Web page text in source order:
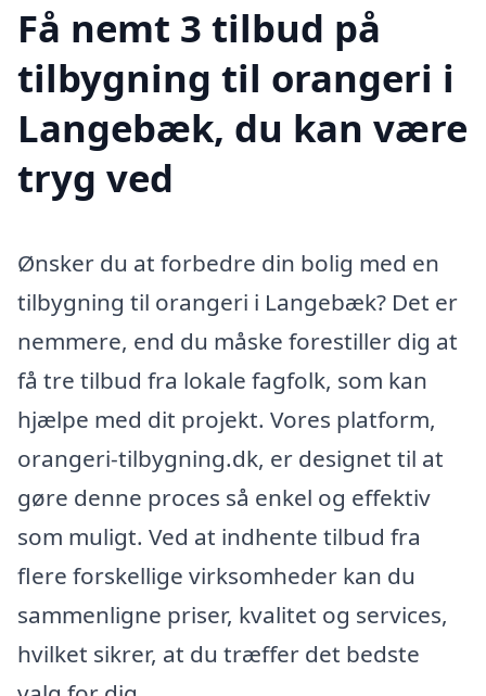
Få nemt 3 tilbud på
tilbygning til orangeri i
Langebæk, du kan være
tryg ved
Ønsker du at forbedre din bolig med en
tilbygning til orangeri i Langebæk? Det er
nemmere, end du måske forestiller dig at
få tre tilbud fra lokale fagfolk, som kan
hjælpe med dit projekt. Vores platform,
orangeri-tilbygning.dk, er designet til at
gøre denne proces så enkel og effektiv
som muligt. Ved at indhente tilbud fra
flere forskellige virksomheder kan du
sammenligne priser, kvalitet og services,
hvilket sikrer, at du træffer det bedste